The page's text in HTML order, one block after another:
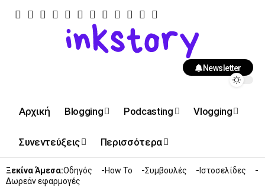
Newsletter
Αρχική Blogging Podcasting Vlogging
Συνεντεύξεις Περισσότερα
Ξεκίνα Άμεσα:Οδηγός How To Συμβουλές
Ιστοσελίδες
Δωρεάν εφαρμογές